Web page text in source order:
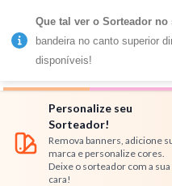
Números
Personalize seu
Sorteador!
Remova banners, adicione
marca e personalize cores.
Deixe o sorteador com a sua
cara!
Que tal ver o Sorteador no
bandeira no canto superior
disponíveis!